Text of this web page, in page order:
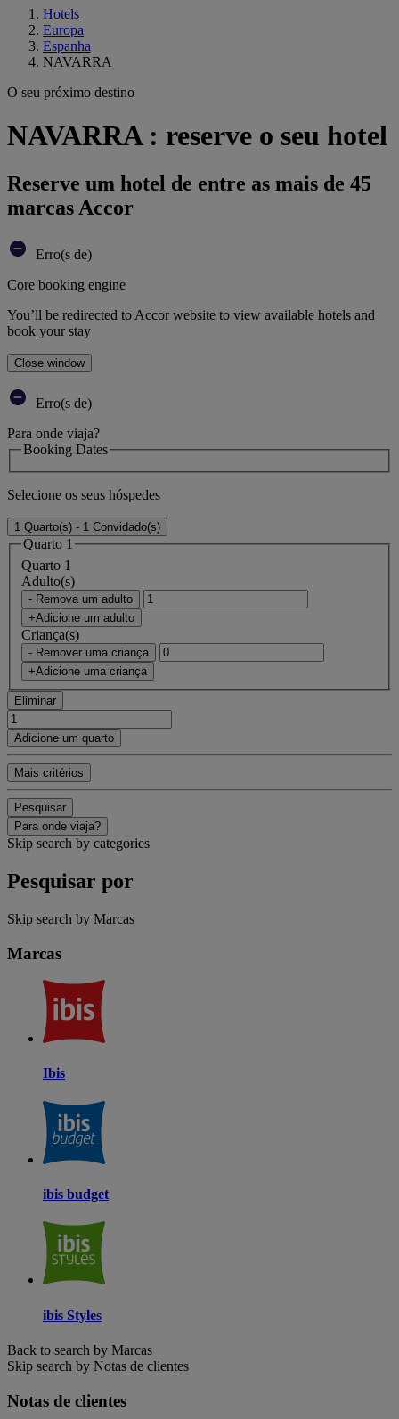
Hotels
Europa
Espanha
NAVARRA
O seu próximo destino
NAVARRA : reserve o seu hotel
Reserve um hotel de entre as mais de 45
marcas Accor
Erro(s de)
Core booking engine
You’ll be redirected to Accor website to view available hotels and
book your stay
Close window
Erro(s de)
Para onde viaja?
Booking Dates
Selecione os seus hóspedes
1 Quarto(s) - 1 Convidado(s)
Quarto 1
Quarto 1
Adulto(s)
- Remova um adulto
+Adicione um adulto
Criança(s)
- Remover uma criança
+Adicione uma criança
Eliminar
Adicione um quarto
Mais critérios
Pesquisar
Para onde viaja?
Skip search by categories
Pesquisar por
Skip search by Marcas
Marcas
Ibis
ibis budget
ibis Styles
Back to search by Marcas
Skip search by Notas de clientes
Notas de clientes